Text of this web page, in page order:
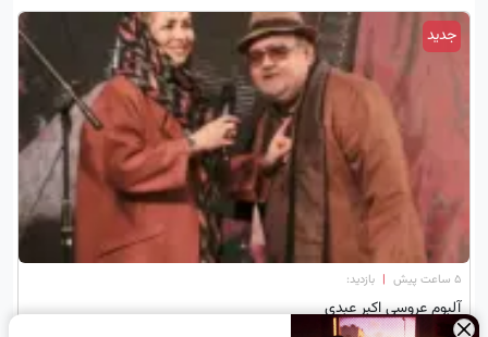
جدید
۵ ساعت پیش | بازدید:
آلبوم عروسی اکبر عبدی
×